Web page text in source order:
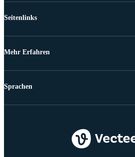
Seitenlinks
Mehr Erfahren
Sprachen